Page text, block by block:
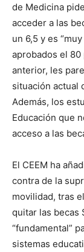
de Medicina
acceder a las
un 6,5 y es
aprobados el
anterior, les
situación actual
Además, los
Educación que
acceso a las
El CEEM ha
contra de la
movilidad, tras
quitar las becas
“fundamental”
sistemas